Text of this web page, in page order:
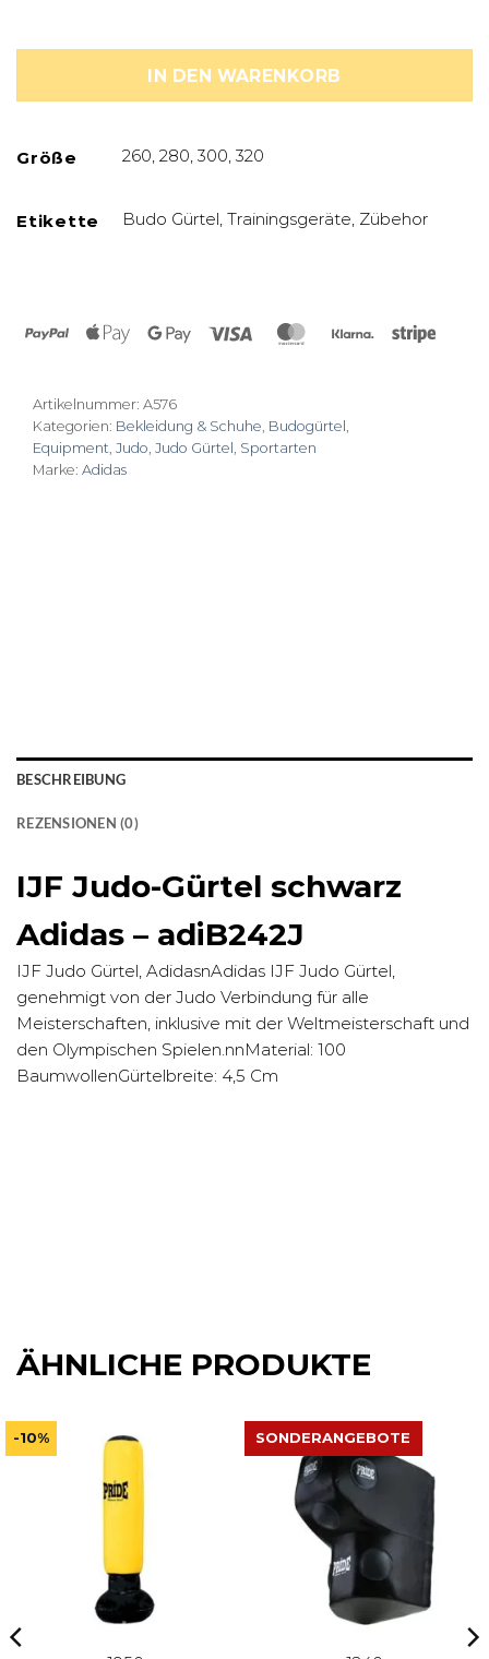
IN DEN WARENKORB
Größe 260, 280, 300, 320
Etikette Budo Gürtel, Trainingsgeräte, Zübehor
PayPal Apple
Google
Visa MasterCardKlarna Stripe
Artikelnummer: A576
Kategorien: Bekleidung & Schuhe, Budogürtel ,
Equipment, Judo, Judo Gürtel , Sportarten
Marke: Adidas
BESCHREIBUNG
REZENSIONEN (0)
IJF Judo-Gürtel schwarz
Adidas – adiB242J
IJF Judo Gürtel, AdidasnAdidas IJF Judo Gürtel,
genehmigt von der Judo Verbindung für alle
Meisterschaften, inklusive mit der Weltmeisterschaft und
den Olympischen Spielen.nnMaterial: 100
BaumwollenGürtelbreite: 4,5 Cm
ÄHNLICHE PRODUKTE
-10% SONDERANGEBOTE